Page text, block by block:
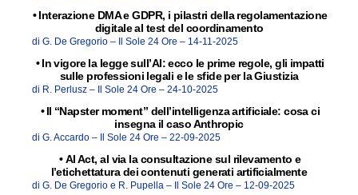
• Interazione DMA e GDPR, i pilastri della regolamentazione
digitale al test del coordinamento
di G. De Gregorio – Il Sole 24 Ore – 14-11-2025
• In vigore la legge sull’AI: ecco le prime regole, gli impatti
sulle professioni legali e le sfide per la Giustizia
di R. Perlusz – Il Sole 24 Ore – 24-10-2025
• Il “Napster moment” dell’intelligenza artificiale: cosa ci
insegna il caso Anthropic
di G. Accardo – Il Sole 24 Ore – 22-09-2025
•AI Act, al via la consultazione sul rilevamento e
l’etichettatura dei contenuti generati artificialmente
di G. De Gregorio e R. Pupella – Il Sole 24 Ore – 12-09-2025